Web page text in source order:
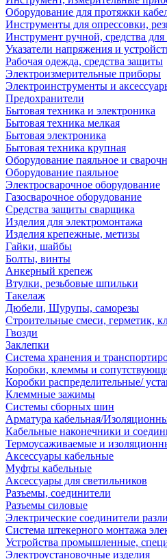
Оборудование для протяжки
Инструменты для опрессовки,
Инструмент ручной, средства
Указатели напряжения и
Рабочая одежда, средства защиты
Электроизмерительные приборы
Электроинструменты и
Предохранители
Бытовая техника и электроника
Бытовая техника мелкая
Бытовая электроника
Бытовая техника крупная
Оборудование паяльное и
Оборудование паяльное
Электросварочное оборудование
Газосварочное оборудование
Средства защиты сварщика
Изделия для электромонтажа
Изделия крепежные, метизы
Гайки, шайбы
Болты, винты
Анкерный крепеж
Втулки, резьбовые шпильки
Такелаж
Дюбели, Шурупы, саморезы
Строительные смеси, герметик,
Гвозди
Заклепки
Система хранения и
Коробки, клеммы и
Коробки распределительные/
Клеммные зажимы
Системы сборных шин
Арматура кабельная/
Кабельные наконечники и
Термоусаживаемые и
Аксессуары кабельные
Муфты кабельные
Аксессуары для светильников
Разъемы, соединители
Разъемы силовые
Электрические соединители
Система штекерного монтажа
Устройства промышленные,
Электроустановочные изделия